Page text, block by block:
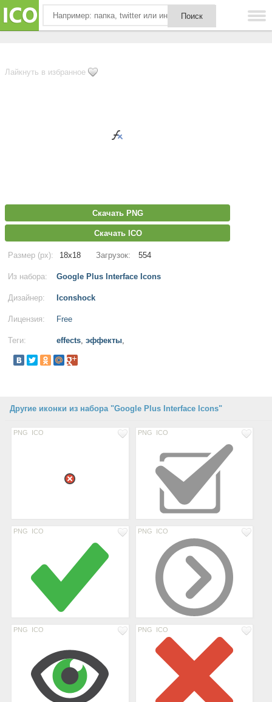
Лайкнуть в избранное
Скачать PNG
Скачать ICO
Размер (px): 18x18 Загрузок: 554
Из набора: Google Plus Interface Icons
Дизайнер: Iconshock
Лицензия: Free
Теги: effects, эффекты,
Другие иконки из набора "Google Plus Interface Icons"
PNG ICO PNG ICO
PNG ICO PNG ICO
PNG ICO PNG ICO